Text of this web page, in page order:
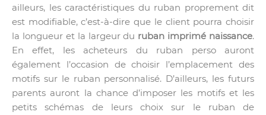
ailleurs, les caractéristiques du ruban proprement dit
est modifiable, c’est-à-dire que le client pourra choisir
la longueur et la largeur du ruban imprimé naissance.
En effet, les acheteurs du ruban perso auront
également l’occasion de choisir l’emplacement des
motifs sur le ruban personnalisé. D’ailleurs, les futurs
parents auront la chance d’imposer les motifs et les
petits schémas de leurs choix sur le ruban de